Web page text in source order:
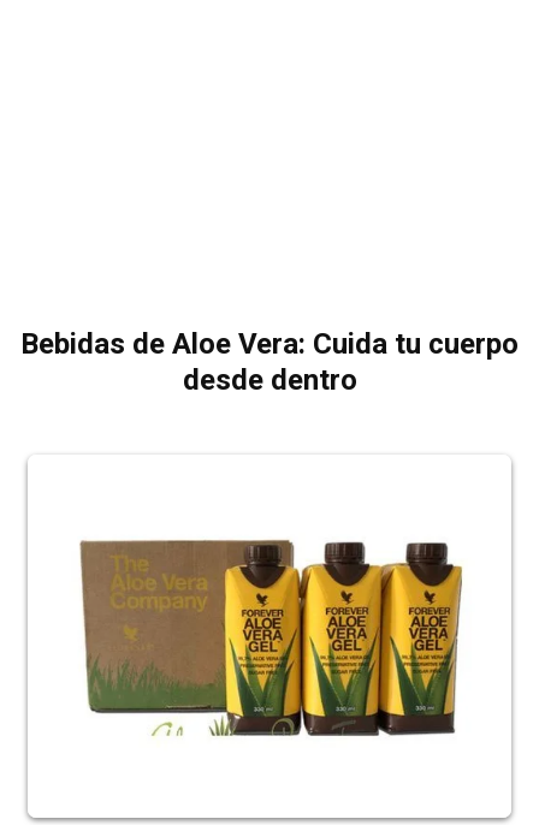
Bebidas de Aloe Vera: Cuida tu cuerpo
desde dentro